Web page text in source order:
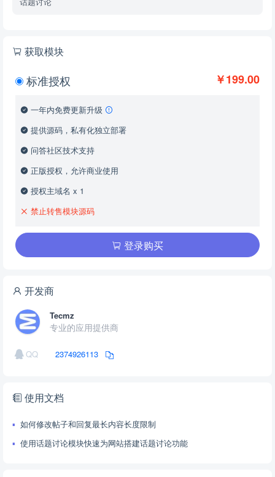
获取模块
￥199.00
标准授权
一年内免费更新升级
提供源码，私有化独立部署
问答社区技术支持
正版授权，允许商业使用
授权主域名 x 1
禁止转售模块源码
登录购买
开发商
Tecmz
专业的应用提供商
QQ 2374926113
使用文档
如何修改帖子和回复最长内容长度限制
使用话题讨论模块快速为网站搭建话题讨论功能